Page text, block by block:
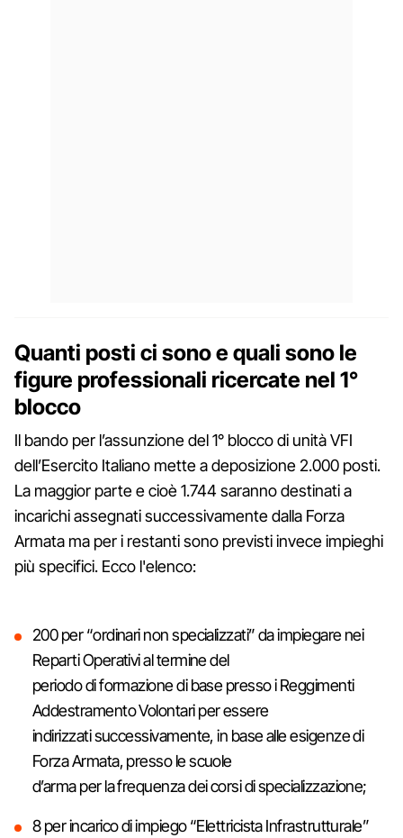
Quanti posti ci sono e quali sono le
figure professionali ricercate nel 1°
blocco
Il bando per l’assunzione del 1° blocco di unità VFI
dell’Esercito Italiano mette a deposizione 2.000 posti.
La maggior parte e cioè 1.744 saranno destinati a
incarichi assegnati successivamente dalla Forza
Armata ma per i restanti sono previsti invece impieghi
più specifici. Ecco l'elenco:
200 per “ordinari non specializzati” da impiegare nei
Reparti Operativi al termine del
periodo di formazione di base presso i Reggimenti
Addestramento Volontari per essere
indirizzati successivamente, in base alle esigenze di
Forza Armata, presso le scuole
d’arma per la frequenza dei corsi di specializzazione;
8 per incarico di impiego “Elettricista Infrastrutturale”